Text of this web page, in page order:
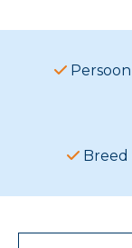
Breed